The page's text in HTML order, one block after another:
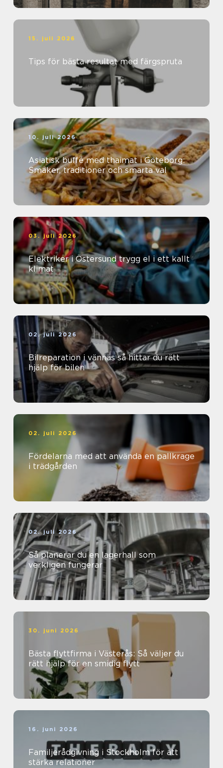
15. juli 2026
Tips för bästa resultat med färgspruta
10. juli 2026
Asiatisk buffé med thaimat i Göteborg:
Smaker, traditioner och smarta val
03. juli 2026
Elektriker i Östersund trygg el i ett kallt
klimat
02. juli 2026
Bilreparation i vännäs så hittar du rätt
hjälp för bilen
02. juli 2026
Fördelarna med att använda en pallkrage
i trädgården
02. juli 2026
Så planerar du en lagerhall som
verkligen fungerar
30. juni 2026
Bästa flyttfirma i Västerås: Så väljer du
rätt hjälp för en smidig flytt
16. juni 2026
Familjerådgivning i Stockholm för att
stärka relationer